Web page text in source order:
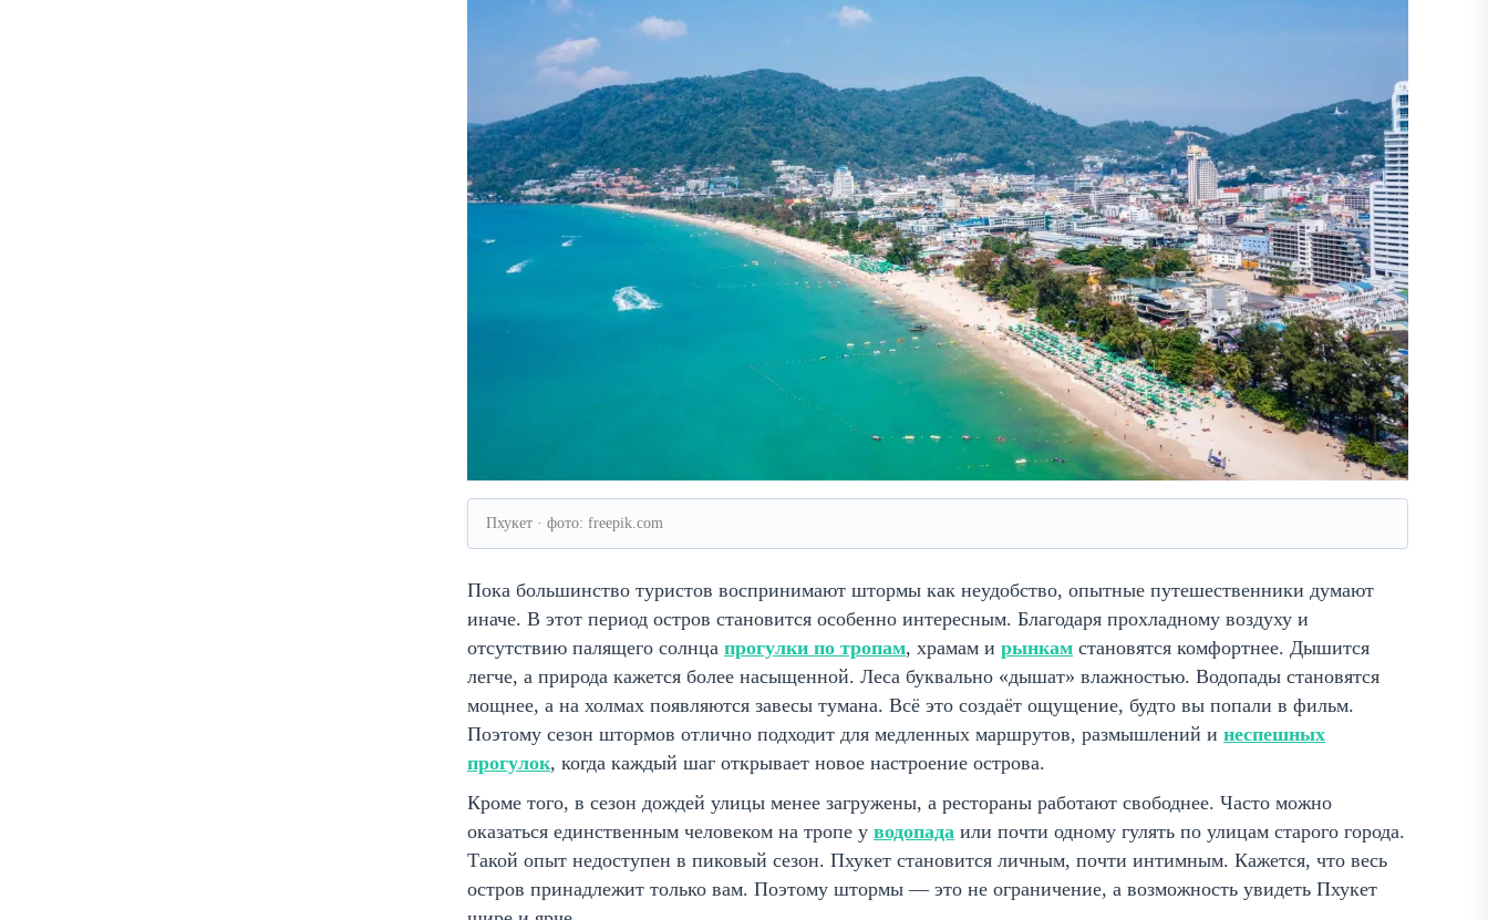
Пхукет · фото: freepik.com
Пока большинство туристов воспринимают штормы как неудобство, опытные путешественники думают
иначе. В этот период остров становится особенно интересным. Благодаря прохладному воздуху и
отсутствию палящего солнца прогулки по тропам, храмам и рынкам становятся комфортнее. Дышится
легче, а природа кажется более насыщенной. Леса буквально «дышат» влажностью. Водопады становятся
мощнее, а на холмах появляются завесы тумана. Всё это создаёт ощущение, будто вы попали в фильм.
Поэтому сезон штормов отлично подходит для медленных маршрутов, размышлений и неспешных
прогулок, когда каждый шаг открывает новое настроение острова.
Кроме того, в сезон дождей улицы менее загружены, а рестораны работают свободнее. Часто можно
оказаться единственным человеком на тропе у водопада или почти одному гулять по улицам старого города.
Такой опыт недоступен в пиковый сезон. Пхукет становится личным, почти интимным. Кажется, что весь
остров принадлежит только вам. Поэтому штормы — это не ограничение, а возможность увидеть Пхукет